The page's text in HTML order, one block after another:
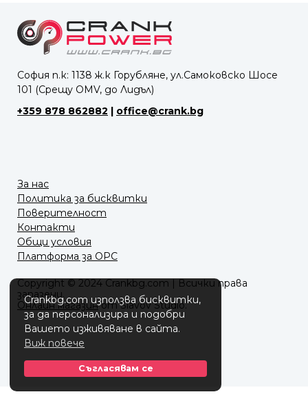
Crankbg.com използва бисквитки,
за да персонализира и подобри
Вашето изживяване в сайта.
Виж повече
Съгласявам се
София п.к: 1138 ж.к Горубляне, ул.Самоковско Шосе
101 (Срещу OMV, до Лидъл)
+359 878 862882 | office@crank.bg
За нас
Политика за бисквитки
Поверителност
Контакти
Общи условия
Платформа за ОРС
Copyright © 2024 Crankbg.com | Всички права
запазени.
Онлайн магазинот Slavov Studio.